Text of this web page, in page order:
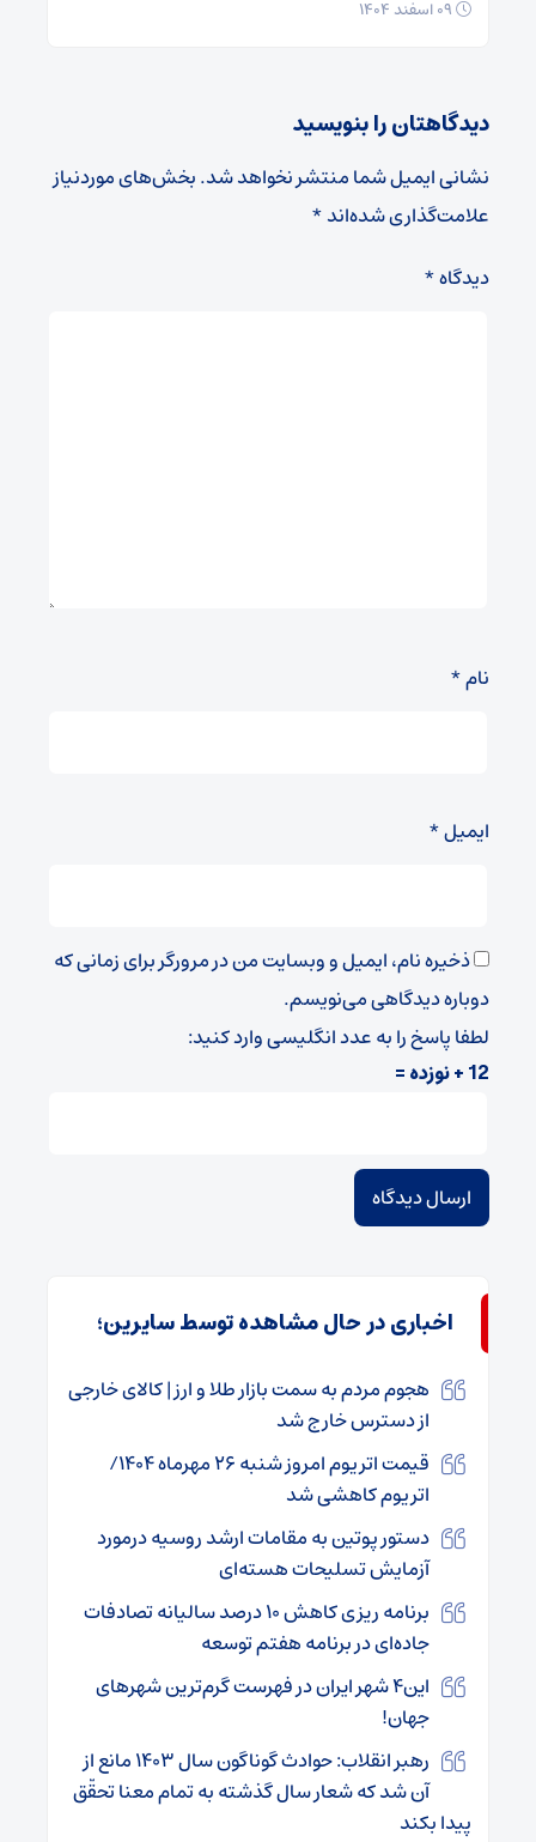
دیدگاهتان را بنویسید
نشانی ایمیل شما منتشر نخواهد شد.بخش‌های موردنیاز
علامت‌گذاری شده‌اند*
دیدگاه*
نام*
ایمیل*
ذخیره نام، ایمیل و وبسایت من در مرورگر برای زمانی که
دوباره دیدگاهی می‌نویسم.
لطفا پاسخ را به عدد انگلیسی وارد کنید:
12 + نوزده =
اخباری در حال مشاهده توسط سایرین؛
هجوم مردم به سمت بازار طلا و ارز | کالای خارجی
از دسترس خارج شد
قیمت اتریوم امروز شنبه ۲۶ مهرماه ۱۴۰۴/
اتریوم کاهشی شد
دستور پوتین به مقامات ارشد روسیه درمورد
آزمایش تسلیحات هسته‌ای
برنامه ریزی کاهش ۱۰ درصد سالیانه تصادفات
جاده‌ای در برنامه هفتم توسعه
این۴ شهر ایران در فهرست گرم‌ترین شهرهای
جهان!
رهبر انقلاب: حوادث گوناگون سال ۱۴۰۳ مانع از
آن شد که شعار سال گذشته به تمام معنا تحقّق
پیدا بکند